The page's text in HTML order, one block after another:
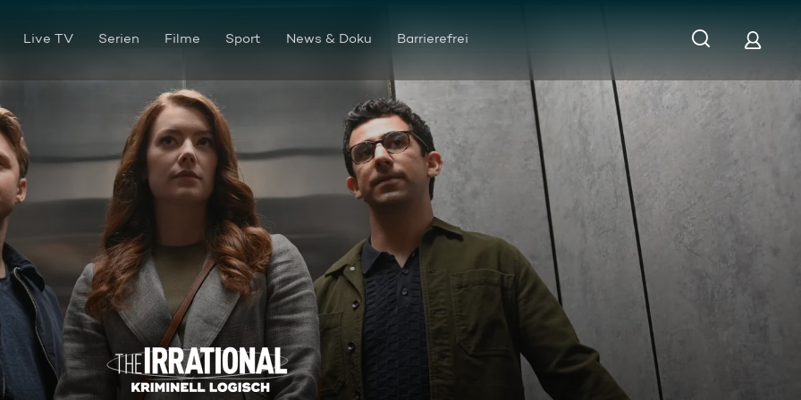
Live TV Serien Filme Sport News & Doku Barrierefrei
Psychopathen unter sich